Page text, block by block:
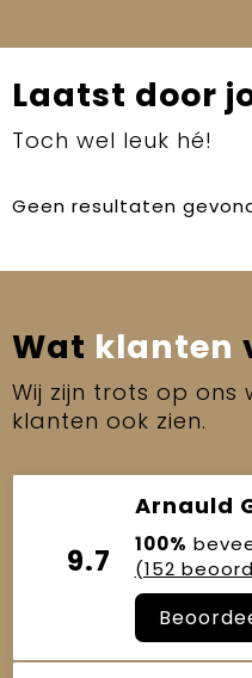
Laatst door
Toch wel leuk hé!
Geen resultaten
Wat klanten
Wij zijn trots op ons
klanten ook zien.
9.7
Arnauld
100%
(152